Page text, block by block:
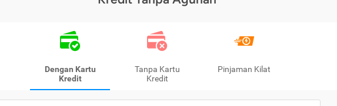
Dengan Kartu
Kredit
Tanpa Kartu
Kredit
Pinjaman Kilat